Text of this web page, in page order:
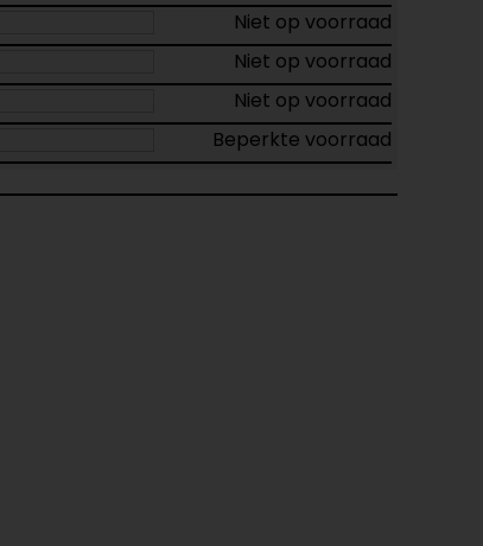
Niet op voorraad
Niet op voorraad
Niet op voorraad
Beperkte voorraad